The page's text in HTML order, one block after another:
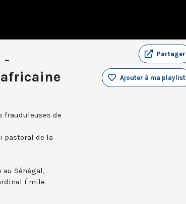
-
africaine
Partager
Ajouter à ma playlist
frauduleuses de
pastoral de la
au Sénégal,
Émile